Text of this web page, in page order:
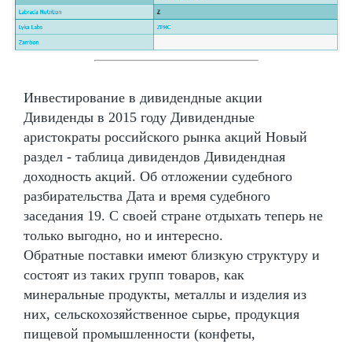
Инвестирование в дивидендные акции
Дивиденды в 2015 году Дивидендные
аристократы российского рынка акций Новый
раздел - таблица дивидендов Дивидендная
доходность акций. Об отложении судебного
разбирательства Дата и время судебного
заседания 19. С своей стране отдыхать теперь не
только выгодно, но и интересно.
Обратные поставки имеют близкую структуру и
состоят из таких групп товаров, как
минеральные продукты, металлы и изделия из
них, сельскохозяйственное сырье, продукция
пищевой промышленности (конфеты,